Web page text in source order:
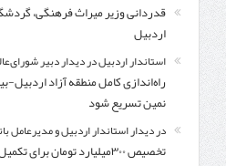
قدردانی وزیر میراث فرهنگی،
اردبیل
استاندار اردبیل در دیدار دبیر
راه‌اندازی کامل منطقه آزاد
نمین تسریع شود
در دیدار استاندار اردبیل و مدیرعامل
تخصیص ۳۰۰میلیارد تومان برای تکمیل بزرگراه اردبیل-سرچم